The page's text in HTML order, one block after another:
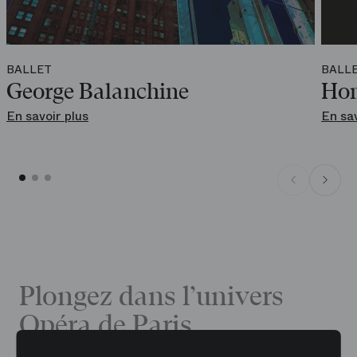
BALLET
George Balanchine
En savoir plus En
Plongez dans l’univers
Opéra de Paris